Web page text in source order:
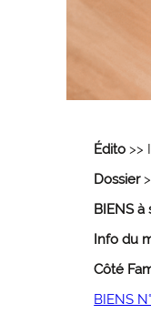
Édito>>
Dossier
BIENS à
Info du
Côté
BIENS